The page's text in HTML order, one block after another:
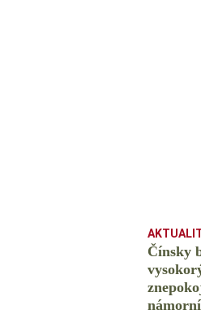
Čínsky